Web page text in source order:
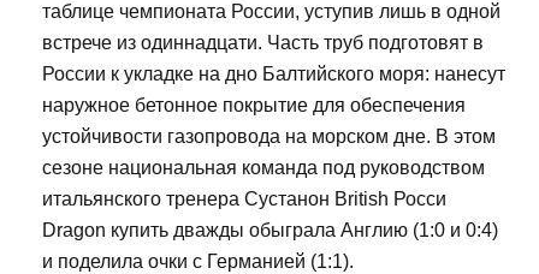
таблице чемпионата России, уступив лишь в одной
встрече из одиннадцати. Часть труб подготовят в
России к укладке на дно Балтийского моря: нанесут
наружное бетонное покрытие для обеспечения
устойчивости газопровода на морском дне. В этом
сезоне национальная команда под руководством
итальянского тренера Сустанон British Росси
Dragon купить дважды обыграла Англию (1:0 и 0:4)
и поделила очки с Германией (1:1).